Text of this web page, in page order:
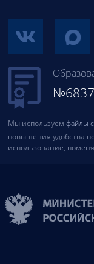
№6837
Мы используем файлы
повышения удобства
использование,